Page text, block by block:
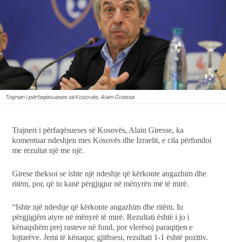
Teknologji
DuVideo
Trajneri i përfaqësueses së Kosovës, Alain Giresse
Trajneri i përfaqësueses së Kosovës, Alain Giresse, ka
komentuar ndeshjen mes Kosovës dhe Izraelit, e cila përfundoi
me rezultat një me një.
Girese theksoi se ishte një ndeshje që kërkonte angazhim dhe
ritëm, por, që iu kanë përgjigjur në mënyrën më të mirë.
“Ishte një ndeshje që kërkonte angazhim dhe ritëm. Iu
përgjigjëm atyre në mënyrë të mirë. Rezultati është i jo i
kënaqshëm prej rasteve në fund, por vlerësoj paraqitjen e
lojtarëve. Jemi të kënaqur, gjithsesi, rezultati 1-1 është pozitiv.